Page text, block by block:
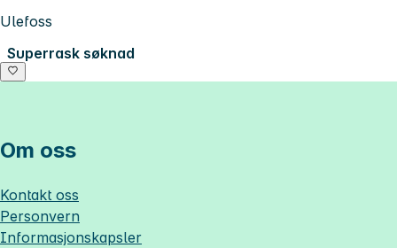
Ulefoss
Superrask søknad
Om oss
Kontakt oss
Personvern
Informasjonskapsler